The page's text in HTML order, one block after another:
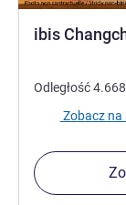
ibis
Odległość4.668
Zobacz na